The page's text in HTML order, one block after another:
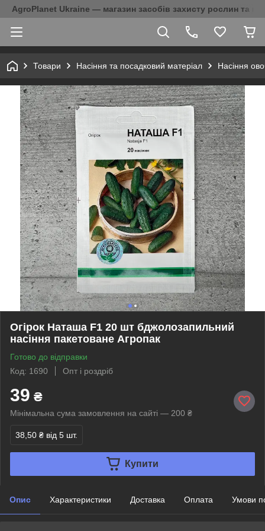
AgroPlanet Ukraine — магазин засобів захисту рослин та
Товари Насіння та посадковий матеріал Насіння
Огірок Наташа F1 20 шт бджолозапильний
насіння пакетоване Агропак
Готово до відправки
Код: 1690
Опт і роздріб
39 ₴
Мінімальна сума замовлення на сайті — 200 ₴
38,50 ₴ від 5 шт.
Купити
Опис Характеристики Доставка Оплата Умови